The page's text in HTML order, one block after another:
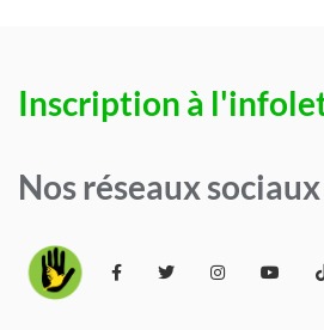
Inscription à
Nos réseaux sociaux